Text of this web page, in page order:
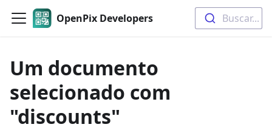
OpenPix Developers Buscar...
Um documento
selecionado com
"discounts"